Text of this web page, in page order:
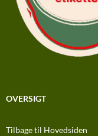
OVERSIGT
Tilbage til Hovedsiden